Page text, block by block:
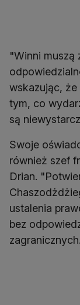
"Winni muszą
wskazując,
tym, co
są
Swoje
również szef
Drian.
ustalenia
bez
zagranicznych.